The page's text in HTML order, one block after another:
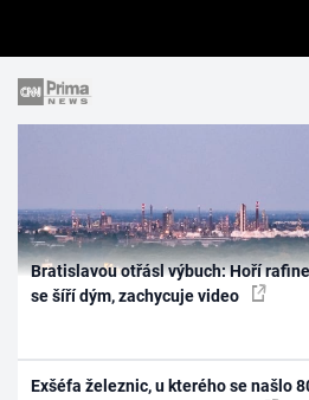
Bratislavou otřásl výbuch: Hoří
se šíří dým, zachycuje video
Exšéfa železnic, u kterého se našlo